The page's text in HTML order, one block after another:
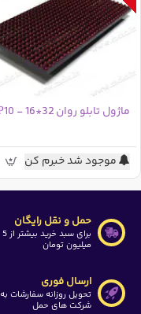
موجود شد خبرم کن
حمل و نقل رایگان
برای سبد خرید بیشتر از 5
میلیون تومان
ارسال فوری
تحویل روزانه سفارشات به
شرکت های حمل